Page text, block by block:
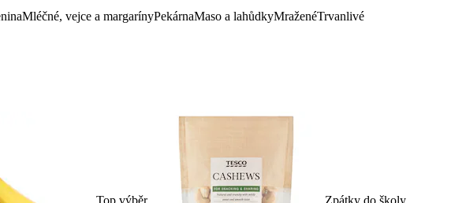
Mléčné, vejce a margarínyPekárnaMaso a lahůdkyMraženéTrvanlivé
Top výběr Zpátky do školy